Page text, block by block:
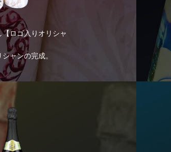
ロゴ入りオリシャ
ャンの完成。